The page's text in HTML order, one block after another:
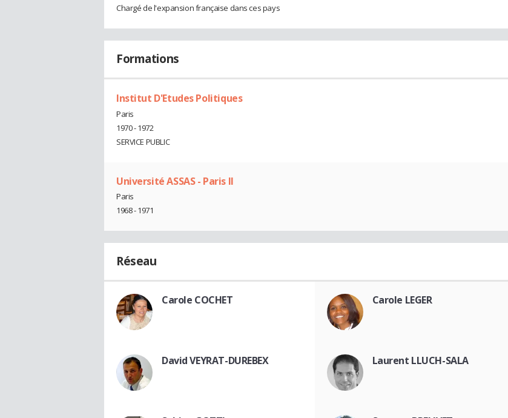
Chargé de l'expansion française dans ces pays
Formations
Institut D'Etudes Politiques
Paris
1970 - 1972
SERVICE PUBLIC
Université ASSAS - Paris II
Paris
1968 - 1971
Réseau
Carole COCHET Carole LEGER
David VEYRAT-DUREBEX Laurent LLUCH-SALA